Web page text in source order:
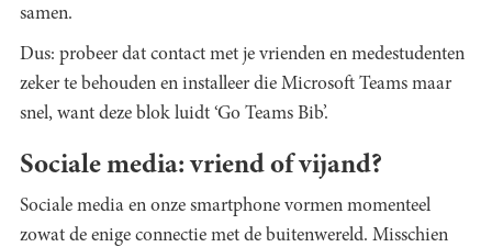
samen.
Dus: probeer dat contact met je vrienden en medestudenten
zeker te behouden en installeer die Microsoft Teams maar
snel, want deze blok luidt ‘Go Teams Bib’.
Sociale media: vriend of vijand?
Sociale media en onze smartphone vormen momenteel
zowat de enige connectie met de buitenwereld. Misschien